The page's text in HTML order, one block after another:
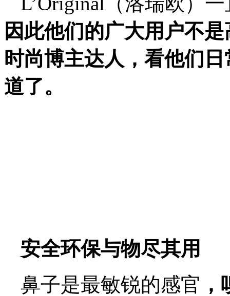
因此他们的广大用户不
时尚博主达人，看他们
道了。
安全环保与物尽其用
鼻子是最敏锐的感官 ，